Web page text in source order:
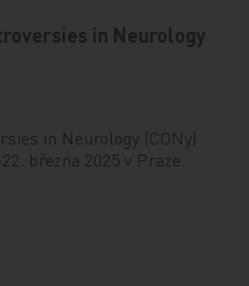
in Neurology
in Neurology (CONy)
března 2025 v Praze.